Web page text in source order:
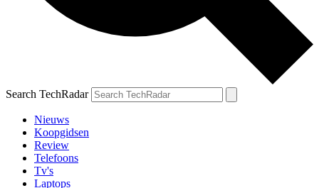
Search TechRadar
Nieuws
Koopgidsen
Review
Telefoons
Tv's
Laptops